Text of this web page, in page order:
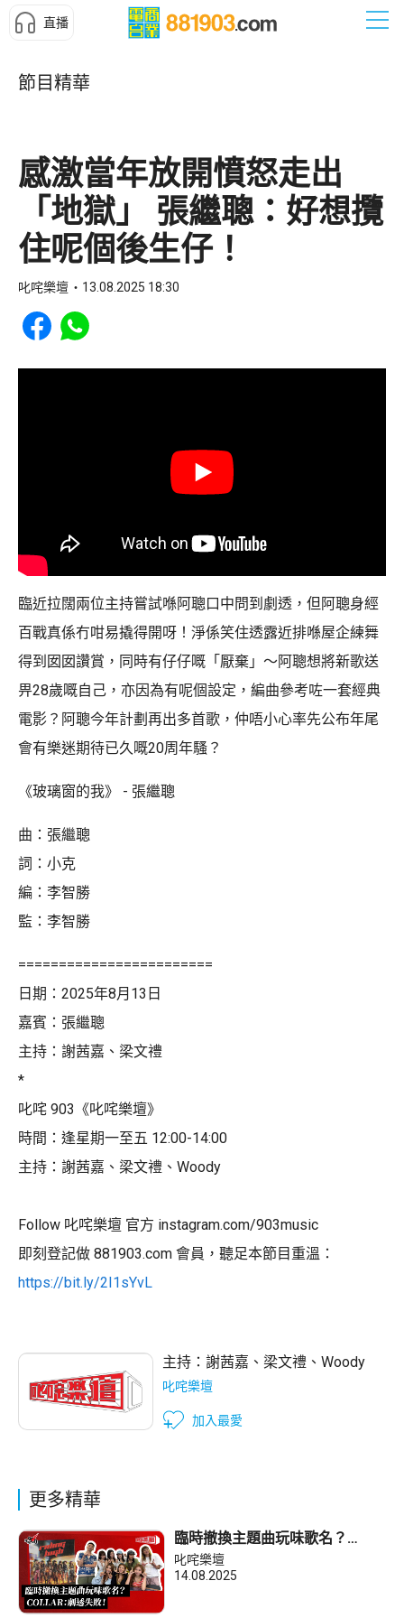
直播
節目精華
感激當年放開憤怒走出
「地獄」 張繼聰：好想攬
住呢個後生仔！
叱咤樂壇 13.08.2025 18:30
Share to Facebook
Share to WhatsApp
臨近拉闊兩位主持嘗試喺阿聰口中問到劇透，但阿聰身經
百戰真係冇咁易撬得開呀！淨係笑住透露近排喺屋企練舞
得到囡囡讚賞，同時有仔仔嘅「厭棄」～阿聰想將新歌送
畀28歲嘅自己，亦因為有呢個設定，編曲參考咗一套經典
電影？阿聰今年計劃再出多首歌，仲唔小心率先公布年尾
會有樂迷期待已久嘅20周年騷？
《玻璃窗的我》 - 張繼聰
曲：張繼聰
詞：小克
編：李智勝
監：李智勝
========================
日期：2025年8月13日
嘉賓：張繼聰
主持：謝茜嘉、梁文禮
*
叱咤 903《叱咤樂壇》
時間：逢星期一至五 12:00-14:00
主持：謝茜嘉、梁文禮、Woody
Follow 叱咤樂壇 官方 instagram.com/903music
即刻登記做 881903.com 會員，聽足本節目重溫：
https://bit.ly/2I1sYvL
主持： 謝茜嘉 、 梁文禮 、 Woody
叱咤樂壇
加入最愛
更多精華
臨時撤換主題曲玩味歌名？
COLLAR：劇透失敗！
叱咤樂壇
14.08.2025